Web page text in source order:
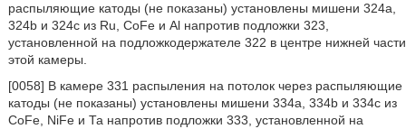
распыляющие катоды (не показаны) установлены мишени 324a,
324b и 324c из Ru, CoFe и Al напротив подложки 323,
установленной на подложкодержателе 322 в центре нижней части
этой камеры.
[0058] В камере 331 распыления на потолок через распыляющие
катоды (не показаны) установлены мишени 334a, 334b и 334c из
CoFe, NiFe и Та напротив подложки 333, установленной на